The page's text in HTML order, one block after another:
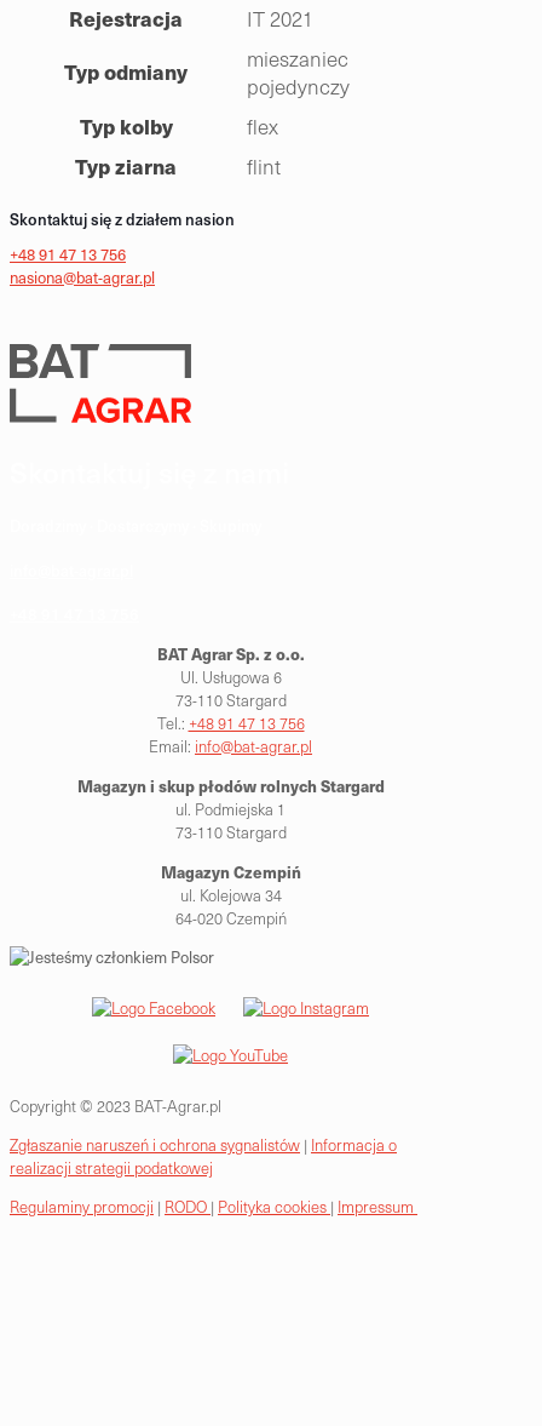
Rejestracja IT 2021
Typ odmiany
mieszaniec
pojedynczy
Typ kolby flex
Typ ziarna flint
Skontaktuj się z działem nasion
+48 91 47 13 756
nasiona@bat-agrar.pl
BAT Agrar Sp. z o.o.
Ul. Usługowa 6
73-110 Stargard
Tel.: +48 91 47 13 756
Email: info@bat-agrar.pl
Magazyn i skup płodów rolnychStargard
ul. Podmiejska 1
73-110 Stargard
Magazyn Czempiń
ul. Kolejowa 34
64-020 Czempiń
Copyright © 2023 BAT-Agrar.pl
Zgłaszanie naruszeń i ochrona sygnalistów | Informacja o
realizacji strategii podatkowej
Regulaminy promocji | RODO | Polityka cookies | Impressum